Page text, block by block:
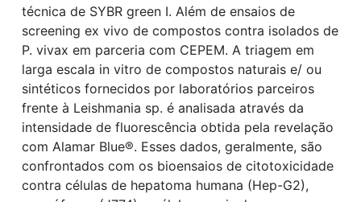
técnica de SYBR green I. Além de ensaios de
screening ex vivo de compostos contra isolados de
P. vivax em parceria com CEPEM. A triagem em
larga escala in vitro de compostos naturais e/ ou
sintéticos fornecidos por laboratórios parceiros
frente à Leishmania sp. é analisada através da
intensidade de fluorescência obtida pela revelação
com Alamar Blue®. Esses dados, geralmente, são
confrontados com os bioensaios de citotoxicidade
contra células de hepatoma humana (Hep-G2),